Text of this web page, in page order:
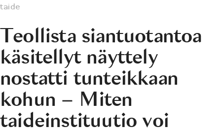
taide
Teollista siantuotantoa
käsitellyt näyttely
nostatti tunteikkaan
kohun – Miten
taideinstituutio voi